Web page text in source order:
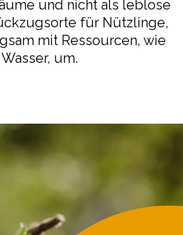
und nicht als leblose
für Nützlinge,
mit Ressourcen, wie
um.